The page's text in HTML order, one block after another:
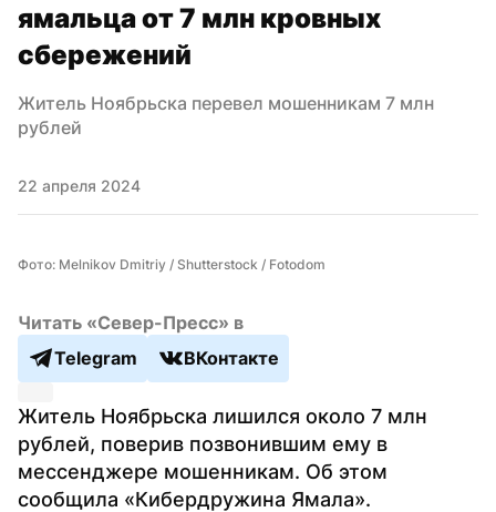
ямальца от 7 млн кровных
сбережений
Житель Ноябрьска перевел мошенникам 7 млн
рублей
22 апреля 2024
Фото: Melnikov Dmitriy / Shutterstock / Fotodom
Читать «Север-Пресс» в
Telegram
ВКонтакте
Житель Ноябрьска лишился около 7 млн
рублей, поверив позвонившим ему в
мессенджере мошенникам. Об этом
сообщила «Кибердружина Ямала».